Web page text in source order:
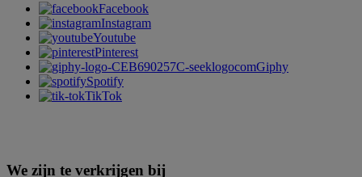
Facebook
Instagram
Youtube
Pinterest
Giphy
Spotify
TikTok
We zijn te verkrijgen bij